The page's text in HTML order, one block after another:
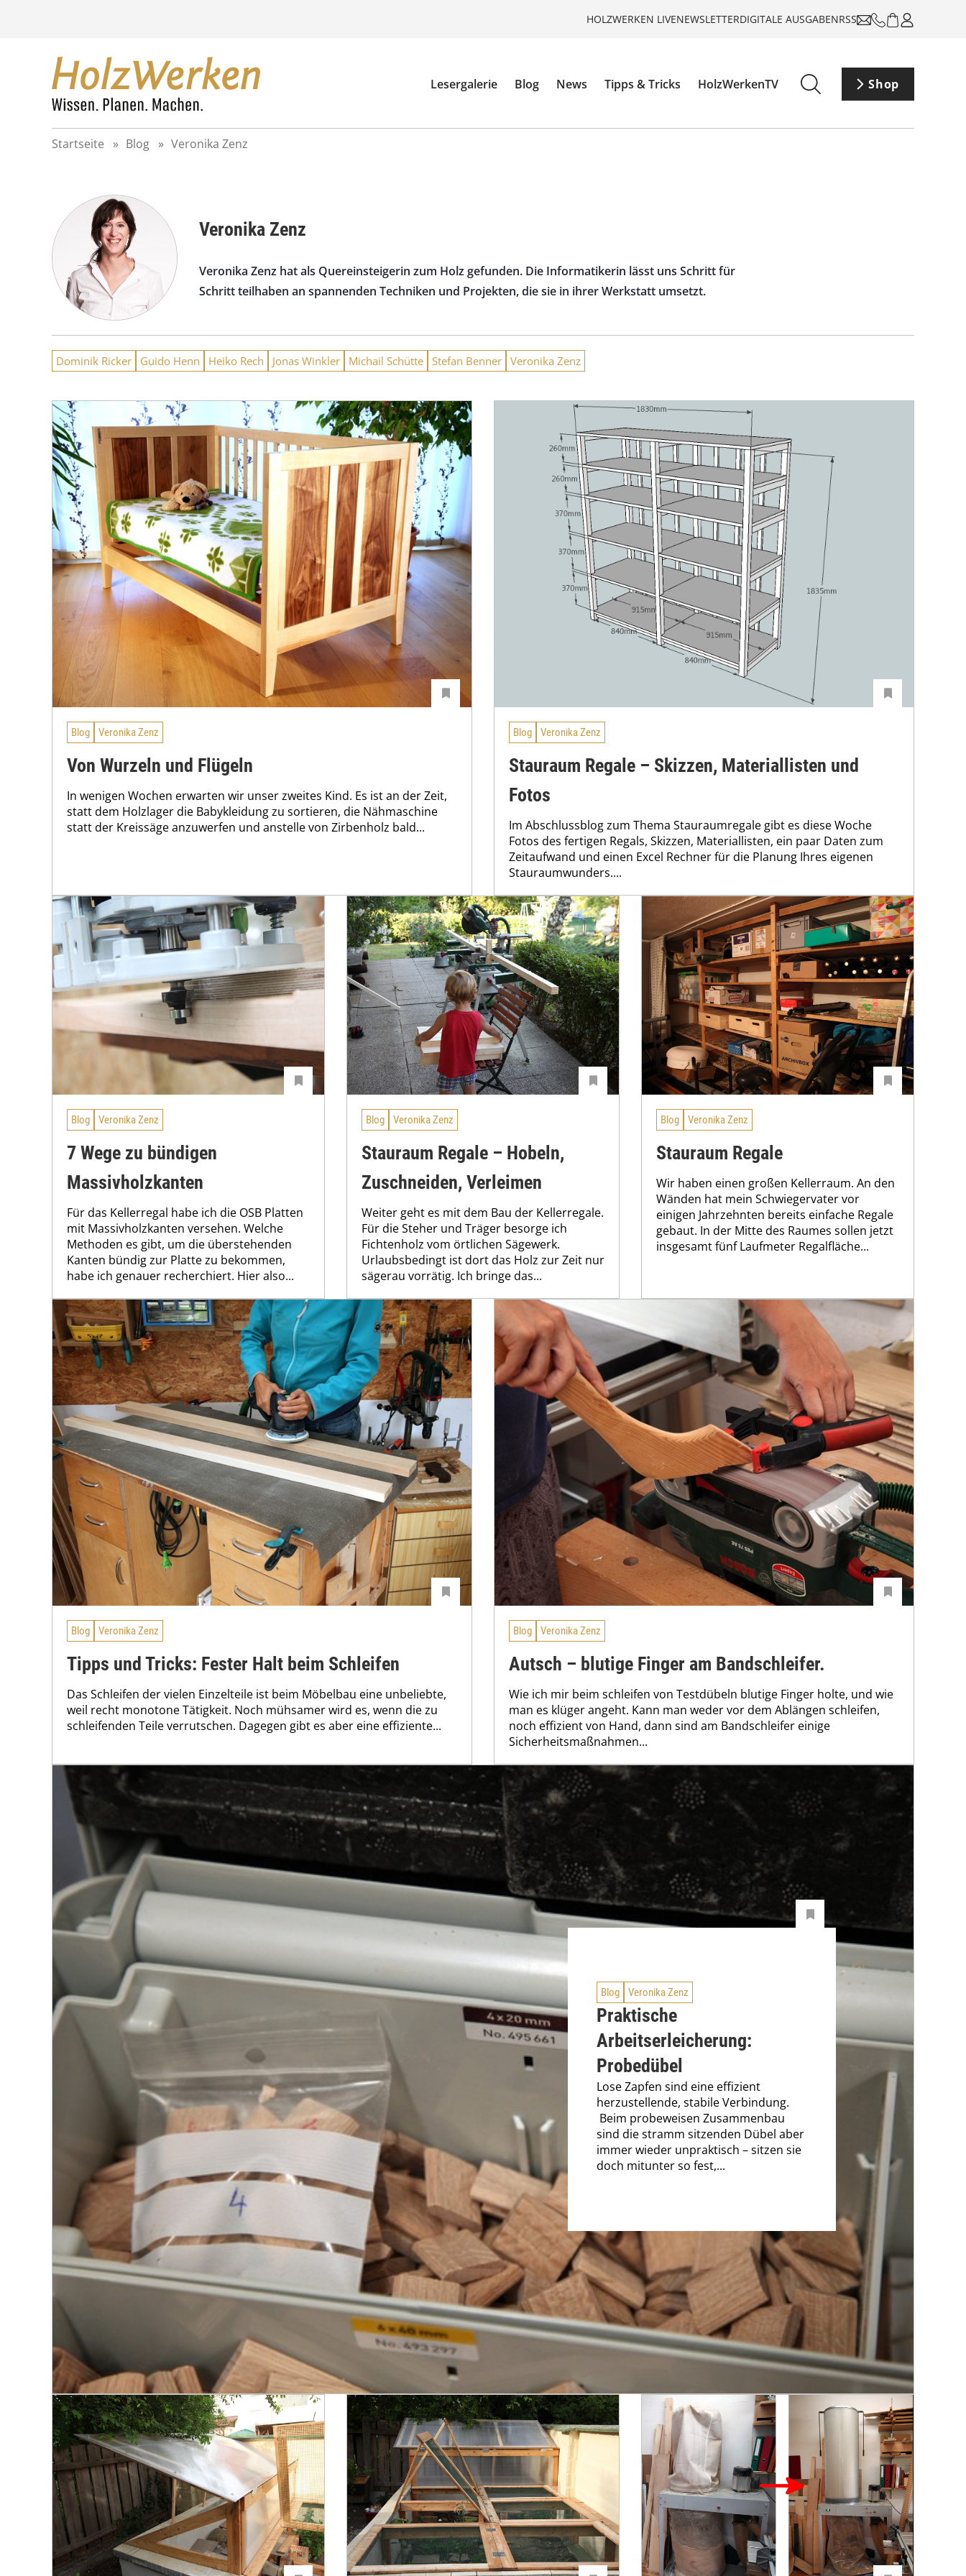
HOLZWERKEN LIVENEWSLETTERDIGITALE AUSGABENRSS
Lesergalerie Blog News Tipps & Tricks HolzWerkenTV Shop
Startseite » Blog » Veronika Zenz
Veronika Zenz
Veronika Zenz hat als Quereinsteigerin zum Holz gefunden. Die Informatikerin lässt uns Schritt für
Schritt teilhaben an spannenden Techniken und Projekten, die sie in ihrer Werkstatt umsetzt.
Dominik Ricker Guido Henn Heiko Rech Jonas Winkler Michail Schütte Stefan Benner Veronika Zenz
Blog Veronika Zenz
Von Wurzeln und Flügeln
In wenigen Wochen erwarten wir unser zweites Kind. Es ist an der Zeit,
statt dem Holzlager die Babykleidung zu sortieren, die Nähmaschine
statt der Kreissäge anzuwerfen und anstelle von Zirbenholz bald...
Blog Veronika Zenz
Stauraum Regale – Skizzen, Materiallisten und
Fotos
Im Abschlussblog zum Thema Stauraumregale gibt es diese Woche
Fotos des fertigen Regals, Skizzen, Materiallisten, ein paar Daten zum
Zeitaufwand und einen Excel Rechner für die Planung Ihres eigenen
Stauraumwunders....
Blog Veronika Zenz
7 Wege zu bündigen
Massivholzkanten
Für das Kellerregal habe ich die OSB Platten
mit Massivholzkanten versehen. Welche
Methoden es gibt, um die überstehenden
Kanten bündig zur Platte zu bekommen,
habe ich genauer recherchiert. Hier also...
Blog Veronika Zenz
Stauraum Regale – Hobeln,
Zuschneiden, Verleimen
Weiter geht es mit dem Bau der Kellerregale.
Für die Steher und Träger besorge ich
Fichtenholz vom örtlichen Sägewerk.
Urlaubsbedingt ist dort das Holz zur Zeit nur
sägerau vorrätig. Ich bringe das...
Blog Veronika Zenz
Stauraum Regale
Wir haben einen großen Kellerraum. An den
Wänden hat mein Schwiegervater vor
einigen Jahrzehnten bereits einfache Regale
gebaut. In der Mitte des Raumes sollen jetzt
insgesamt fünf Laufmeter Regalfläche...
Blog Veronika Zenz
Tipps und Tricks: Fester Halt beim Schleifen
Das Schleifen der vielen Einzelteile ist beim Möbelbau eine unbeliebte,
weil recht monotone Tätigkeit. Noch mühsamer wird es, wenn die zu
schleifenden Teile verrutschen. Dagegen gibt es aber eine effiziente...
Blog Veronika Zenz
Autsch – blutige Finger am Bandschleifer.
Wie ich mir beim schleifen von Testdübeln blutige Finger holte, und wie
man es klüger angeht. Kann man weder vor dem Ablängen schleifen,
noch effizient von Hand, dann sind am Bandschleifer einige
Sicherheitsmaßnahmen...
Blog Veronika Zenz
Praktische
Arbeitserleicherung:
Probedübel
Lose Zapfen sind eine effizient
herzustellende, stabile Verbindung.
Beim probeweisen Zusammenbau
sind die stramm sitzenden Dübel aber
immer wieder unpraktisch – sitzen sie
doch mitunter so fest,...